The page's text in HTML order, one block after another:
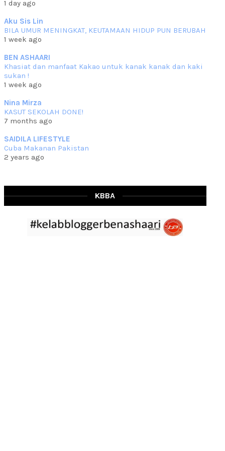
che mat ucapkan
Jun 30 2023
RESIPI KURMA AYAM MERAH
Assalammualaikum, salam semua. Hari ni 4 Zulhijjah 1444 Hijrah,
Jun 23 2023
RESIPI SAMBAL PARU
Assalammualaikum, salam sejahtera semua. Lama betul che mat tak
Jun 20 2023
RESIPI PISANG MUDA MASAK LEMAK
lemak ni che mat... read more
Mar 07 2023
RESIPI BAMIA KAMBING
Assalammualaikum, salam Ahad semua. Dah beberapa hari cuaca
asyik hujan saja di... read more
1 day ago
Aku Sis Lin
BILA UMUR MENINGKAT, KEUTAMAAN HIDUP PUN BERUBAH
1 week ago
BEN ASHAARI
Khasiat dan manfaat Kakao untuk kanak kanak dan kaki
sukan !
1 week ago
Nina Mirza
KASUT SEKOLAH DONE!
7 months ago
SAIDILA LIFESTYLE
Cuba Makanan Pakistan
2 years ago
KBBA